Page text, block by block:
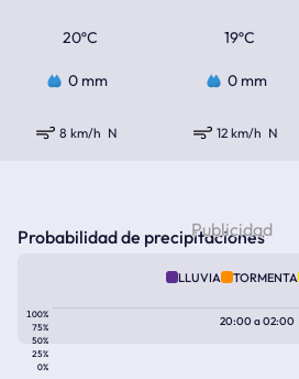
20ºC 19ºC
0 mm 0 mm
8 km/h N 12 km/h N
Probabilidad de precipitaciones
LLUVIA TORMENTA
100%
75%
50%
25%
0%
20:00a02:00